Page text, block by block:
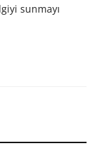
sunmayı